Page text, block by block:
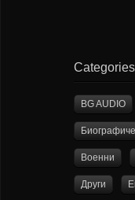
Categories
BG AUDIO
Военни
Други